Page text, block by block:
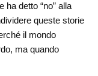
ha detto “no” alla
queste storie
il mondo
ma quando